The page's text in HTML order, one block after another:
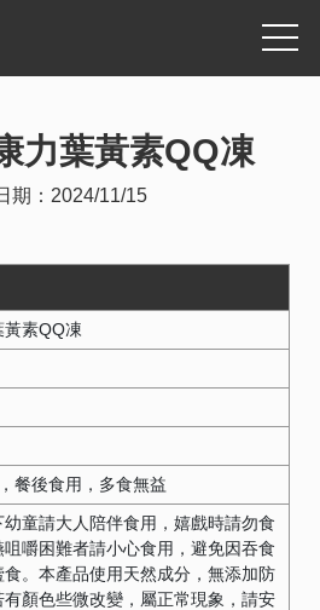
力葉黃素QQ凍
期： 2024/11/15
黃素QQ凍
餐後食用，多食無益
幼童請大人陪伴食用，嬉戲時請勿食
咀嚼困難者請小心食用，避免因吞食
食。本產品使用天然成分，無添加防
有顏色些微改變，屬正常現象，請安